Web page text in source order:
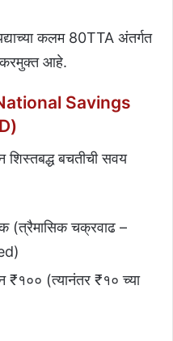
कलम 80TTA अंतर्गत
करमुक्त आहे.
(National Savings
शिस्तबद्ध बचतीची सवय
(त्रैमासिक चक्रवाढ –
₹१०० (त्यानंतर ₹१० च्या